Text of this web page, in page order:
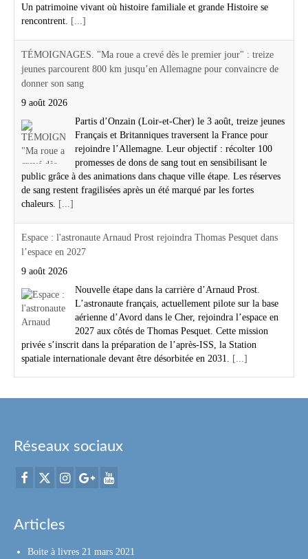
Un patrimoine vivant où histoire familiale et grande Histoire se
rencontrent. [...]
TÉMOIGNAGES. "Ma roue a crevé dès le premier jour" : treize
jeunes parcourent 800 km jusqu’en Allemagne pour convaincre de
donner son sang
9 août 2026
Partis d’Onzain (Loir-et-Cher) le 3 août, treize jeunes
Français et Britanniques traversent la France pour
rejoindre l’Allemagne. Leur objectif : récolter 100
promesses de dons de sang tout en sensibilisant le
public grâce à des animations dans chaque ville étape. Les réserves
de sang restent fragilisées après un été marqué par les fortes
chaleurs. [...]
Espace : l'astronaute Arnaud Prost rejoindra Thomas Pesquet dans
l’espace en 2027
9 août 2026
Nouvelle étape dans la carrière d’Arnaud Prost.
L’astronaute français, actuellement pilote sur la base
aérienne d’Avord dans le Cher, rejoindra l’espace en
2027 aux côtés de Thomas Pesquet. Cette mission
privée s’inscrit dans la préparation de l’après-ISS, la Station
spatiale internationale devant être désorbitée en 2031. [...]
Réseaux sociaux
Articles
Boite à livres 21 mars 2021